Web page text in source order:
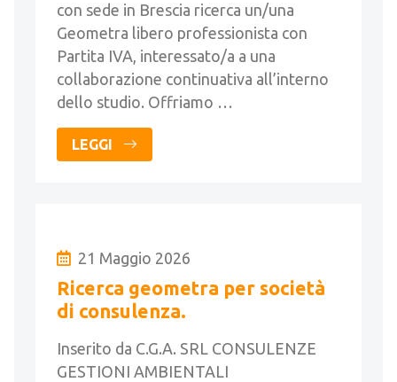
con sede in Brescia ricerca un/una
Geometra libero professionista con
Partita IVA, interessato/a a una
collaborazione continuativa all’interno
dello studio. Offriamo …
LEGGI
21 Maggio 2026
Ricerca geometra per società
di consulenza.
Inserito da C.G.A. SRL CONSULENZE
GESTIONI AMBIENTALI